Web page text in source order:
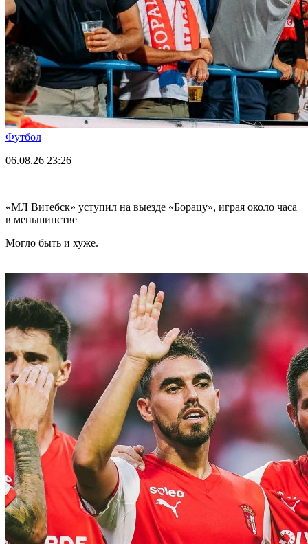
Футбол
06.08.26 23:26
«МЛ Витебск» уступил на выезде «Борацу», играя около часа
в меньшинстве
Могло быть и хуже.